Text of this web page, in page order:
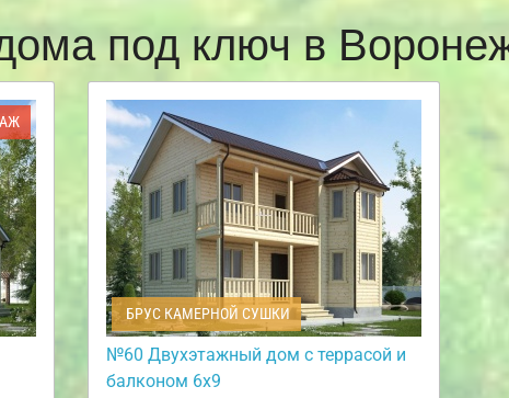
под ключ в
БРУС КАМЕРНОЙ СУШКИ
№60 Двухэтажный дом с террасой и
балконом 6х9